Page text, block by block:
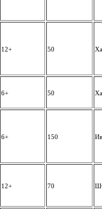
12+ 50
6+ 50
6+ 150
12+ 70